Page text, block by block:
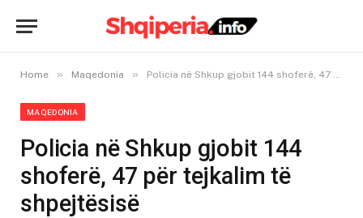
Home » Maqedonia » Policia në Shkup gjobit 144 shoferë, 47 për tejkalim të shpejtësisë
MAQEDONIA
Policia në Shkup gjobit 144
shoferë, 47 për tejkalim të
shpejtësisë